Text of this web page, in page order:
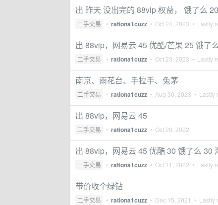
出 昨天 没出完的 88vip 权益， 饿了么
二手交易 • rationa1cuzz • Oct 24, 2023 • Lastly
出 88vip，网易云 45 优酷/芒果 25 饿了
二手交易 • rationa1cuzz • Oct 23, 2023 • Lastly
南京、雨花台、手拉手、兔茅
二手交易 • rationa1cuzz • Aug 30, 2023 • Lastly
出 88vip，网易云 45
二手交易 • rationa1cuzz • Oct 20, 2022
出 88vip，网易云 45 优酷 30 饿了么 30
二手交易 • rationa1cuzz • Oct 11, 2022 • Lastly
带价收个绿钻
二手交易 • rationa1cuzz • Dec 15, 2021 • Lastly